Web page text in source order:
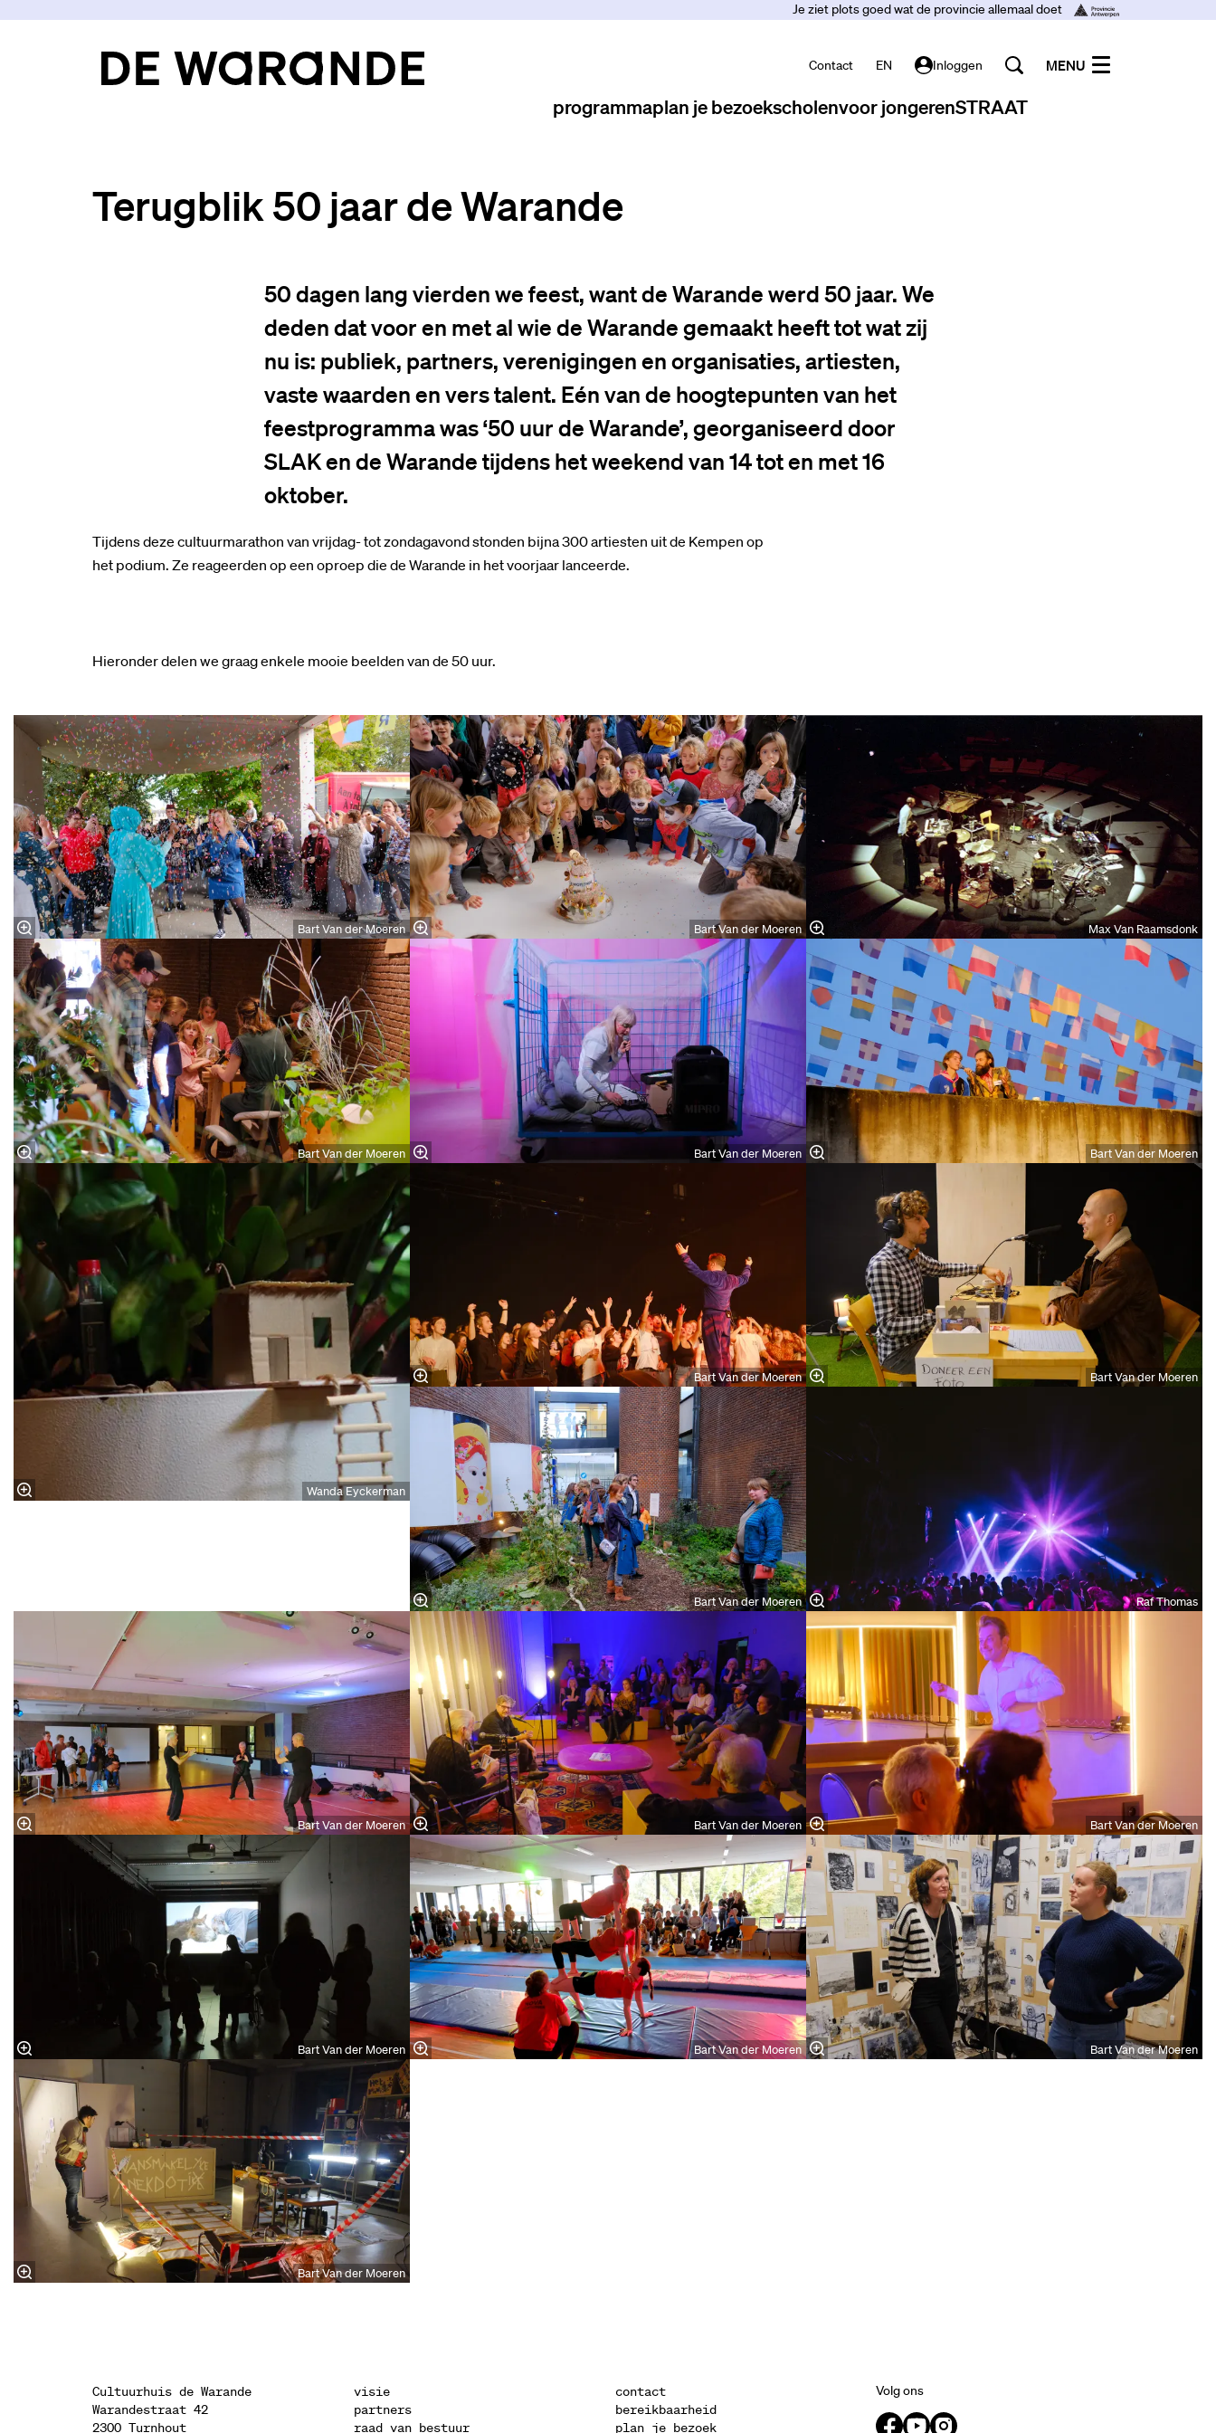
Je ziet plots goed wat de provincie allemaal doet
Contact EN Inloggen
programmaplan je bezoekscholenvoor jongerenSTRAAT
MENU
Terugblik 50 jaar de Warande
50 dagen lang vierden we feest, want de Warande werd 50 jaar. We
deden dat voor en met al wie de Warande gemaakt heeft tot wat zij
nu is: publiek, partners, verenigingen en organisaties, artiesten,
vaste waarden en vers talent. Eén van de hoogtepunten van het
feestprogramma was ‘50 uur de Warande’, georganiseerd door
SLAK en de Warande tijdens het weekend van 14 tot en met 16
oktober.
Tijdens deze cultuurmarathon van vrijdag- tot zondagavond stonden bijna 300 artiesten uit de Kempen op
het podium. Ze reageerden op een oproep die de Warande in het voorjaar lanceerde.
Hieronder delen we graag enkele mooie beelden van de 50 uur.
Bart Van der Moeren Bart Van der Moeren Max Van Raamsdonk
Bart Van der Moeren Bart Van der Moeren Bart Van der Moeren
Wanda Eyckerman
Bart Van der Moeren Bart Van der Moeren
Bart Van der Moeren Raf Thomas
Bart Van der Moeren Bart Van der Moeren Bart Van der Moeren
Bart Van der Moeren Bart Van der Moeren Bart Van der Moeren
Bart Van der Moeren
Cultuurhuis de Warande
Warandestraat 42
2300 Turnhout
visie
partners
raad van bestuur
contact
bereikbaarheid
plan je bezoek
Volg ons